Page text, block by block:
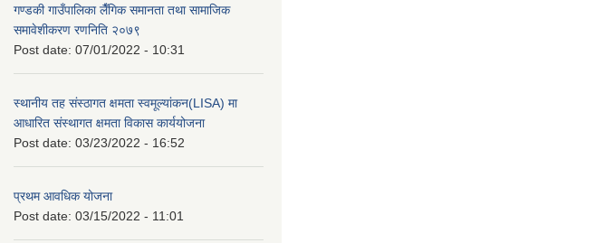
गण्डकी गाउँपालिका लैँगिक समानता तथा सामाजिक
समावेशीकरण रणनिति २०७९
Post date: 07/01/2022 - 10:31
स्थानीय तह संस्ठागत क्षमता स्वमूल्यांकन(LISA) मा
आधारित संस्थागत क्षमता विकास कार्ययोजना
Post date: 03/23/2022 - 16:52
प्रथम आवधिक योजना
Post date: 03/15/2022 - 11:01